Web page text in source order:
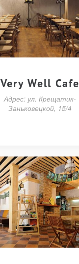
Very Well Cafe
Адрес: ул. Крещатик-
Заньковецкой, 15/4